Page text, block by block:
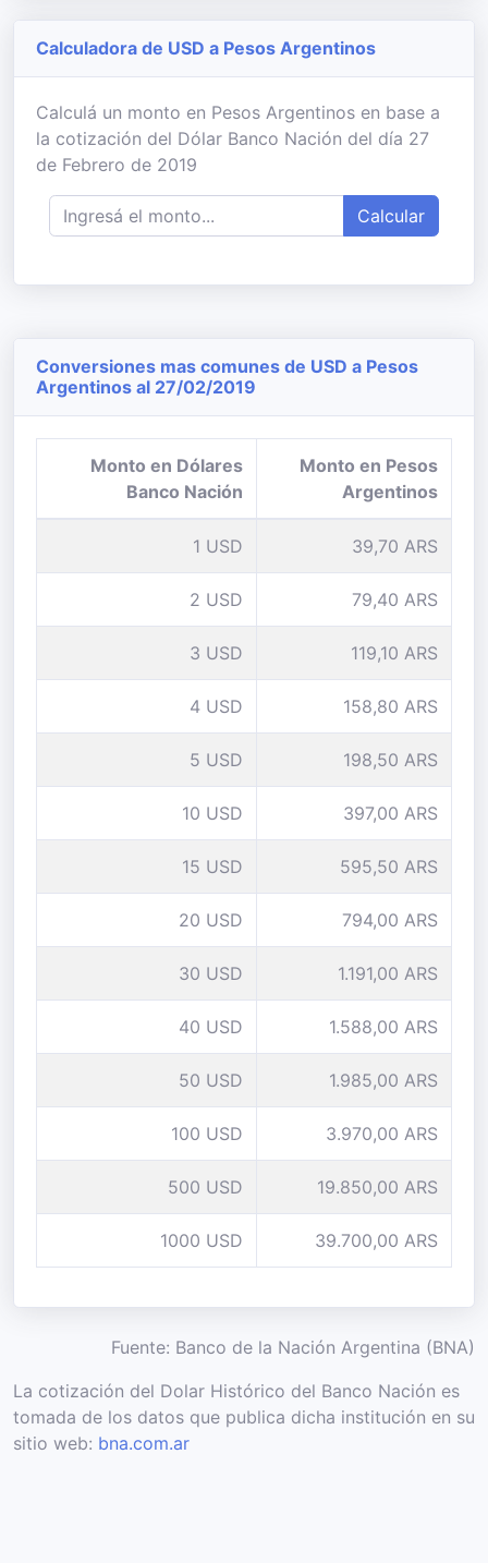
Calculadora de USD a Pesos Argentinos
Calculá un monto en Pesos Argentinos en base a
la cotización del Dólar Banco Nación del día 27
de Febrero de 2019
Calcular
Conversiones mas comunes de USD a Pesos
Argentinos al 27/02/2019
Monto en Dólares
Banco Nación
Monto en Pesos
Argentinos
1 USD 39,70 ARS
2 USD 79,40 ARS
3 USD 119,10 ARS
4 USD 158,80 ARS
5 USD 198,50 ARS
10 USD 397,00 ARS
15 USD 595,50 ARS
20 USD 794,00 ARS
30 USD 1.191,00 ARS
40 USD 1.588,00 ARS
50 USD 1.985,00 ARS
100 USD 3.970,00 ARS
500 USD 19.850,00 ARS
1000 USD 39.700,00 ARS
Fuente: Banco de la Nación Argentina (BNA)
La cotización del Dolar Histórico del Banco Nación es
tomada de los datos que publica dicha institución en su
sitio web: bna.com.ar